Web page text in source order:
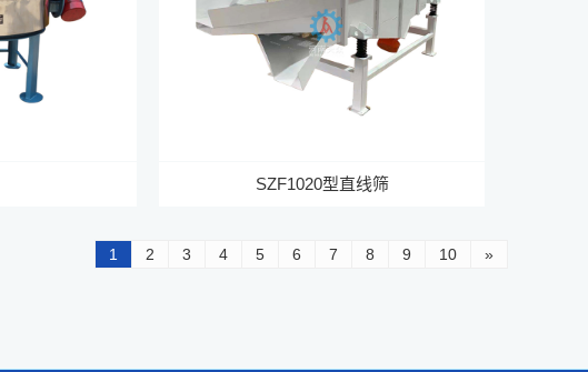
SZF1020型直线筛
1 2 3 4 5 6 7 8 9 10 »